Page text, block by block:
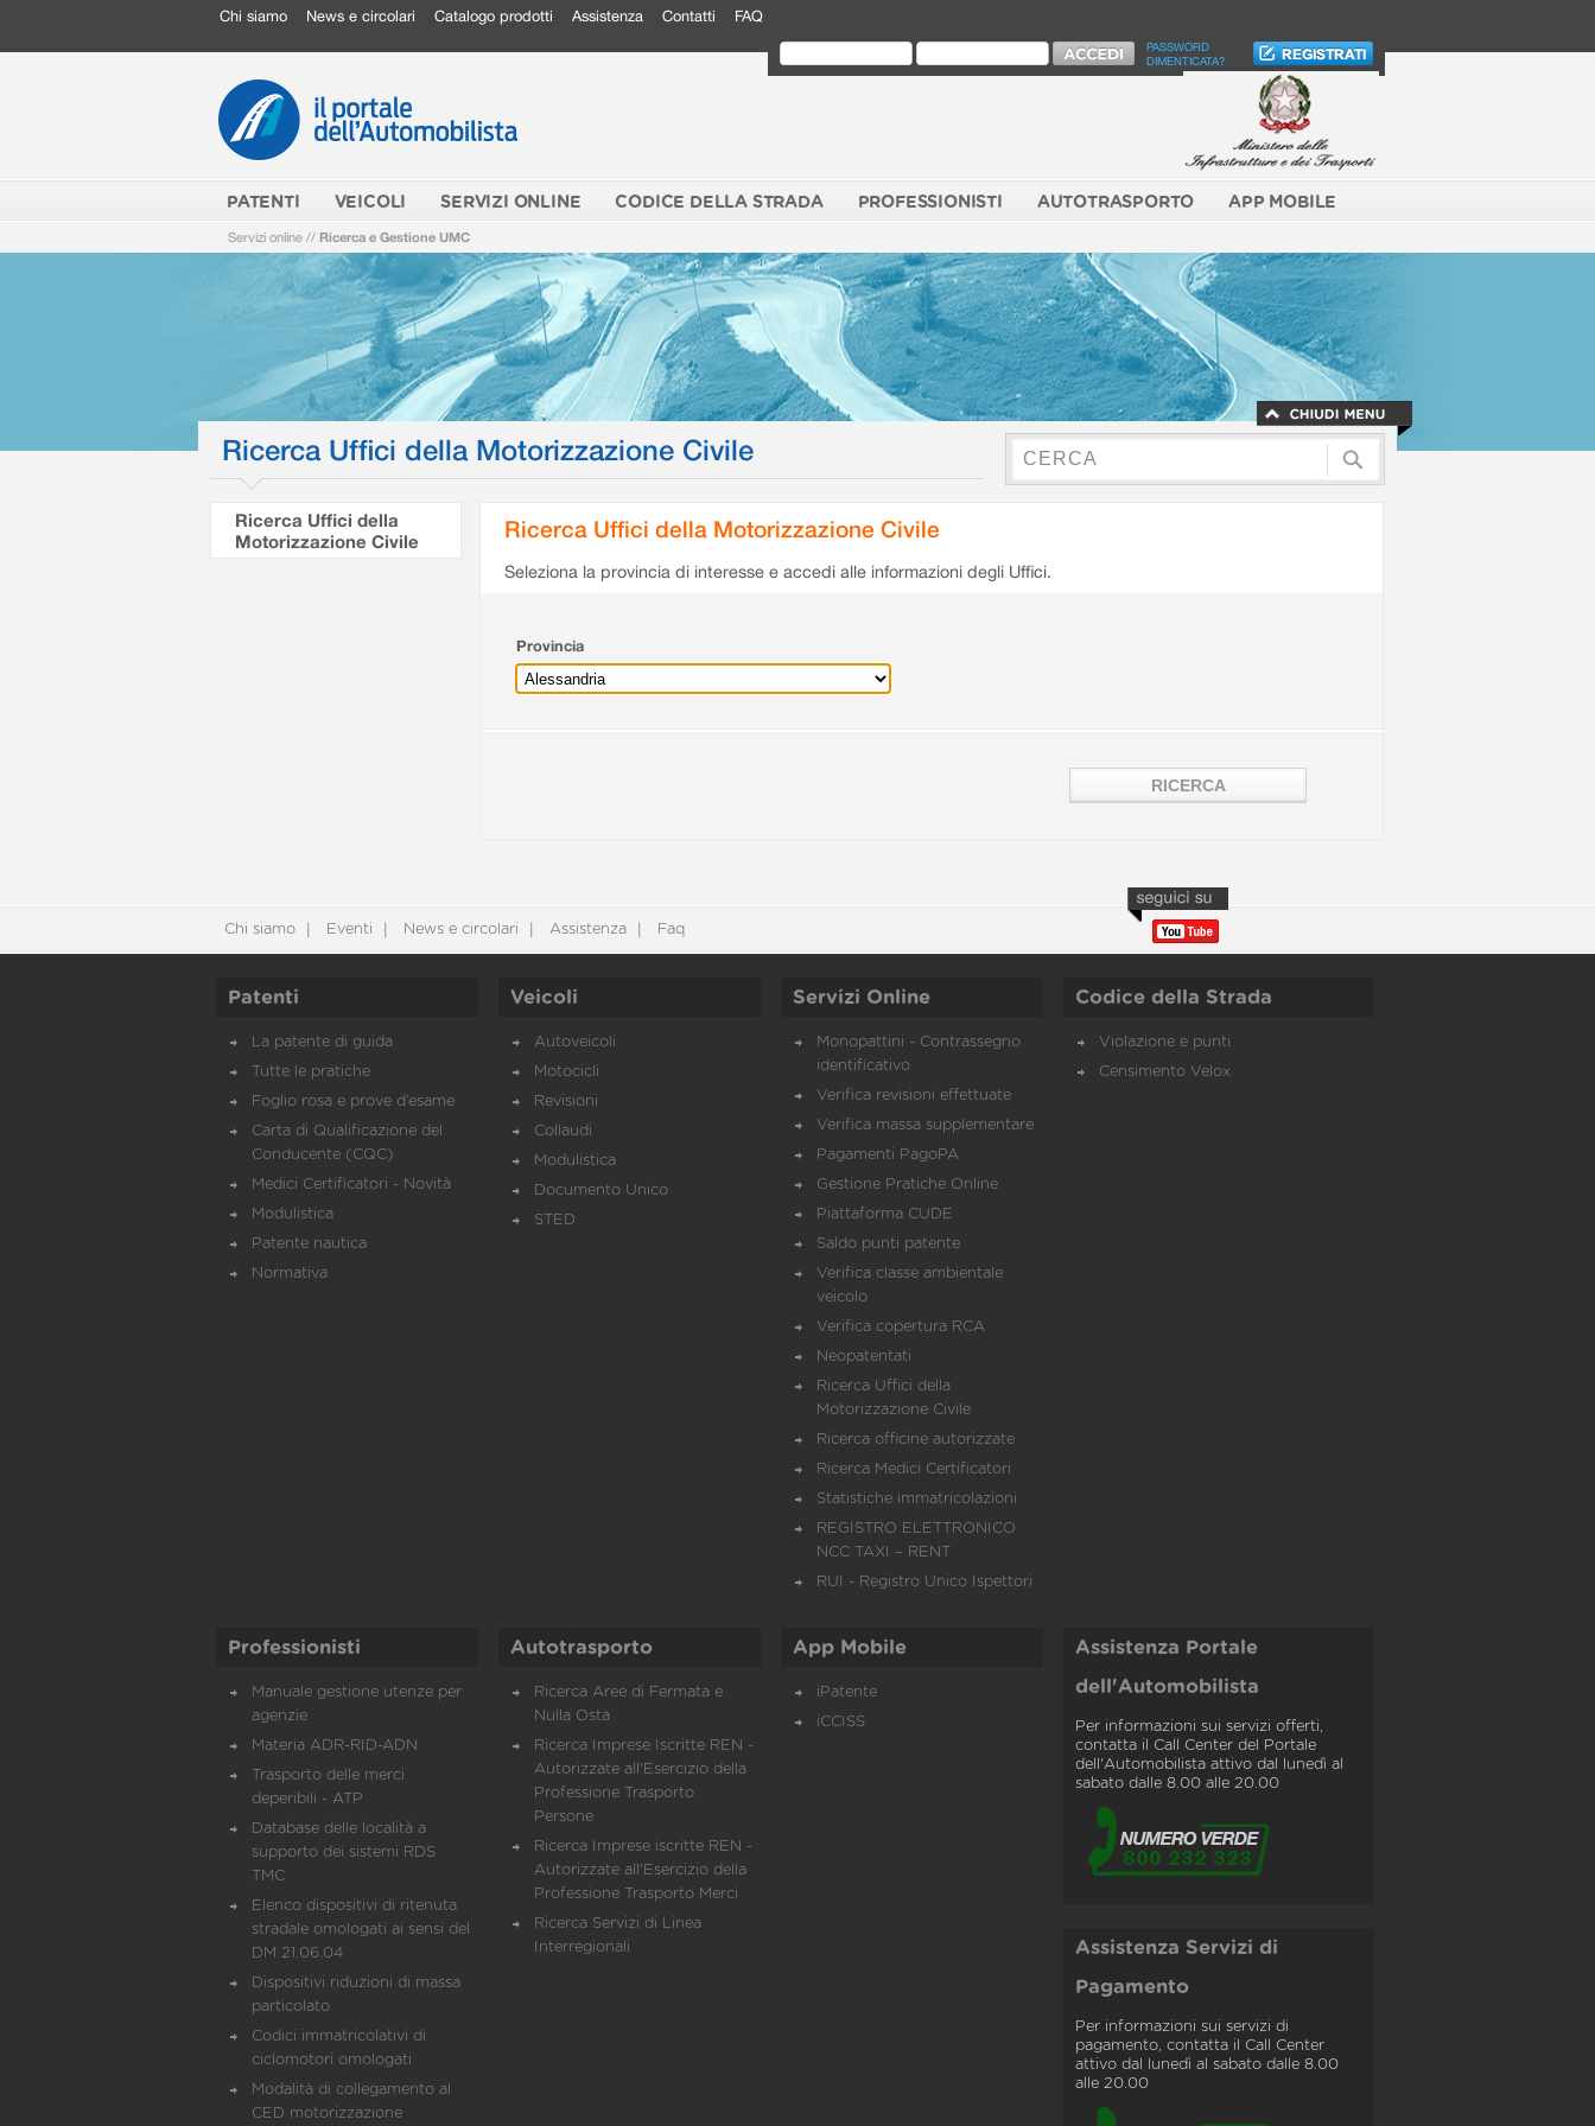
Chi siamo News e circolari Catalogo prodotti Assistenza Contatti FAQ
PASSWORD
DIMENTICATA?
PATENTI VEICOLI SERVIZI ONLINE CODICE DELLA STRADA PROFESSIONISTI AUTOTRASPORTO APP MOBILE
Servizi online // Ricerca e Gestione UMC
Ricerca Uffici della Motorizzazione Civile
Ricerca Uffici della
Motorizzazione Civile
Ricerca Uffici della Motorizzazione Civile
Seleziona la provincia di interesse e accedi alle informazioni degli Uffici.
Provincia
Chi siamo Eventi News e circolari Assistenza Faq
Patenti
La patente di guida
Tutte le pratiche
Foglio rosa e prove d’esame
Carta di Qualificazione del
Conducente (CQC)
Medici Certificatori - Novità
Modulistica
Patente nautica
Normativa
Veicoli
Autoveicoli
Motocicli
Revisioni
Collaudi
Modulistica
Documento Unico
STED
Servizi Online
Monopattini - Contrassegno
identificativo
Verifica revisioni effettuate
Verifica massa supplementare
Pagamenti PagoPA
Gestione Pratiche Online
Piattaforma CUDE
Saldo punti patente
Verifica classe ambientale
veicolo
Verifica copertura RCA
Neopatentati
Ricerca Uffici della
Motorizzazione Civile
Ricerca officine autorizzate
Ricerca Medici Certificatori
Statistiche immatricolazioni
REGISTRO ELETTRONICO
NCC TAXI – RENT
RUI - Registro Unico Ispettori
Codice della Strada
Violazione e punti
Censimento Velox
Professionisti
Manuale gestione utenze per
agenzie
Materia ADR-RID-ADN
Trasporto delle merci
deperibili - ATP
Database delle località a
supporto dei sistemi RDS
TMC
Elenco dispositivi di ritenuta
stradale omologati ai sensi del
DM 21.06.04
Dispositivi riduzioni di massa
particolato
Codici immatricolativi di
ciclomotori omologati
Modalità di collegamento al
CED motorizzazione
Autotrasporto
Ricerca Aree di Fermata e
Nulla Osta
Ricerca Imprese Iscritte REN -
Autorizzate all'Esercizio della
Professione Trasporto
Persone
Ricerca Imprese iscritte REN -
Autorizzate all'Esercizio della
Professione Trasporto Merci
Ricerca Servizi di Linea
Interregionali
App Mobile
iPatente
iCCISS
Assistenza Portale
dell'Automobilista
Per informazioni sui servizi offerti,
contatta il Call Center del Portale
dell'Automobilista attivo dal lunedì al
sabato dalle 8.00 alle 20.00
Assistenza Servizi di
Pagamento
Per informazioni sui servizi di
pagamento, contatta il Call Center
attivo dal lunedì al sabato dalle 8.00
alle 20.00